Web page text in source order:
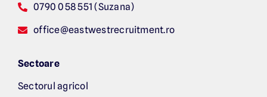
0790 058 551 (Suzana)
office@eastwestrecruitment.ro
Sectoare
Sectorul agricol